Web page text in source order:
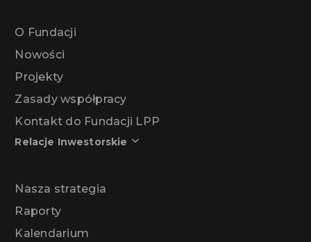
O Fundacji
Nowości
Projekty
Zasady współpracy
Kontakt do Fundacji LPP
Relacje Inwestorskie
Nasza strategia
Raporty
Kalendarium